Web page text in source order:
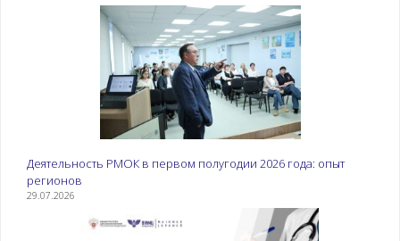
Деятельность РМОК в первом полугодии 2026 года: опыт
регионов
29.07.2026